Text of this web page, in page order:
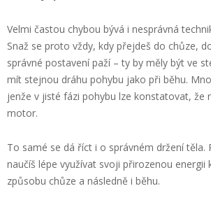
Velmi častou chybou bývá i nesprávná
Snaž se proto vždy, kdy přejdeš do chůze,
správné postavení paží – ty by měly být ve
mít stejnou dráhu pohybu jako při běhu.
jenže v jisté fázi pohybu lze konstatovat, že
motor.
To samé se dá říct i o správném držení těla.
naučíš lépe využívat svoji přirozenou energii
způsobu chůze a následně i běhu.